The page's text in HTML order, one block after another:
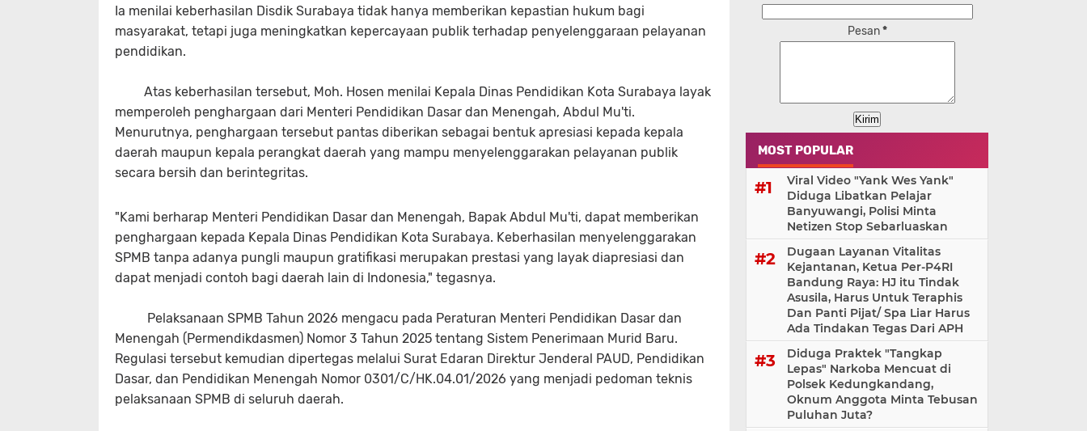
Ia menilai keberhasilan Disdik Surabaya tidak hanya memberikan kepastian hukum bagi
masyarakat, tetapi juga meningkatkan kepercayaan publik terhadap penyelenggaraan pelayanan
pendidikan.
Atas keberhasilan tersebut, Moh. Hosen menilai Kepala Dinas Pendidikan Kota Surabaya layak
memperoleh penghargaan dari Menteri Pendidikan Dasar dan Menengah, Abdul Mu'ti.
Menurutnya, penghargaan tersebut pantas diberikan sebagai bentuk apresiasi kepada kepala
daerah maupun kepala perangkat daerah yang mampu menyelenggarakan pelayanan publik
secara bersih dan berintegritas.
"Kami berharap Menteri Pendidikan Dasar dan Menengah, Bapak Abdul Mu'ti, dapat memberikan
penghargaan kepada Kepala Dinas Pendidikan Kota Surabaya. Keberhasilan menyelenggarakan
SPMB tanpa adanya pungli maupun gratifikasi merupakan prestasi yang layak diapresiasi dan
dapat menjadi contoh bagi daerah lain di Indonesia," tegasnya.
Pelaksanaan SPMB Tahun 2026 mengacu pada Peraturan Menteri Pendidikan Dasar dan
Menengah (Permendikdasmen) Nomor 3 Tahun 2025 tentang Sistem Penerimaan Murid Baru.
Regulasi tersebut kemudian dipertegas melalui Surat Edaran Direktur Jenderal PAUD, Pendidikan
Dasar, dan Pendidikan Menengah Nomor 0301/C/HK.04.01/2026 yang menjadi pedoman teknis
pelaksanaan SPMB di seluruh daerah.
Pesan*
MOST POPULAR
Viral Video "Yank Wes Yank"
Diduga Libatkan Pelajar
Banyuwangi, Polisi Minta
Netizen Stop Sebarluaskan
Dugaan Layanan Vitalitas
Kejantanan, Ketua Per-P4RI
Bandung Raya: HJ itu Tindak
Asusila, Harus Untuk Teraphis
Dan Panti Pijat/ Spa Liar Harus
Ada Tindakan Tegas Dari APH
Diduga Praktek "Tangkap
Lepas" Narkoba Mencuat di
Polsek Kedungkandang,
Oknum Anggota Minta Tebusan
Puluhan Juta?